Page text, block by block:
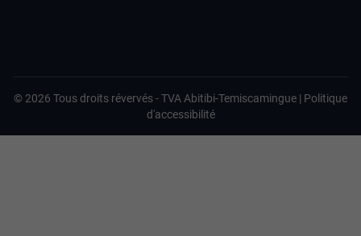
© 2026 Tous droits révervés -TVA Abitibi-Temiscamingue | Politique
d'accessibilité